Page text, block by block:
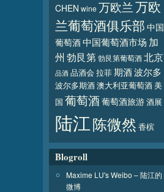
CHEN wine万欧兰万欧
兰葡萄酒俱乐部中国
葡萄酒中国葡萄酒市场 加
州 勃艮第勃艮第葡萄酒北京
品酒品酒会 拉菲期酒波尔多
波尔多期酒澳大利亚葡萄酒美
国 葡萄酒葡萄酒旅游酒展
陆江陈微然 香槟
Blogroll
Maxime LU's Weibo – 陆江的
微博